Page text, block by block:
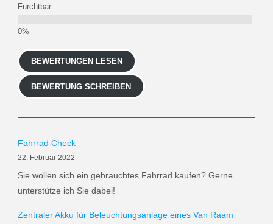
Furchtbar
BEWERTUNGEN LESEN
BEWERTUNG SCHREIBEN
Fahrrad Check
22. Februar 2022
Sie wollen sich ein gebrauchtes Fahrrad kaufen? Gerne
unterstütze ich Sie dabei!
Zentraler Akku für Beleuchtungsanlage eines Van Raam